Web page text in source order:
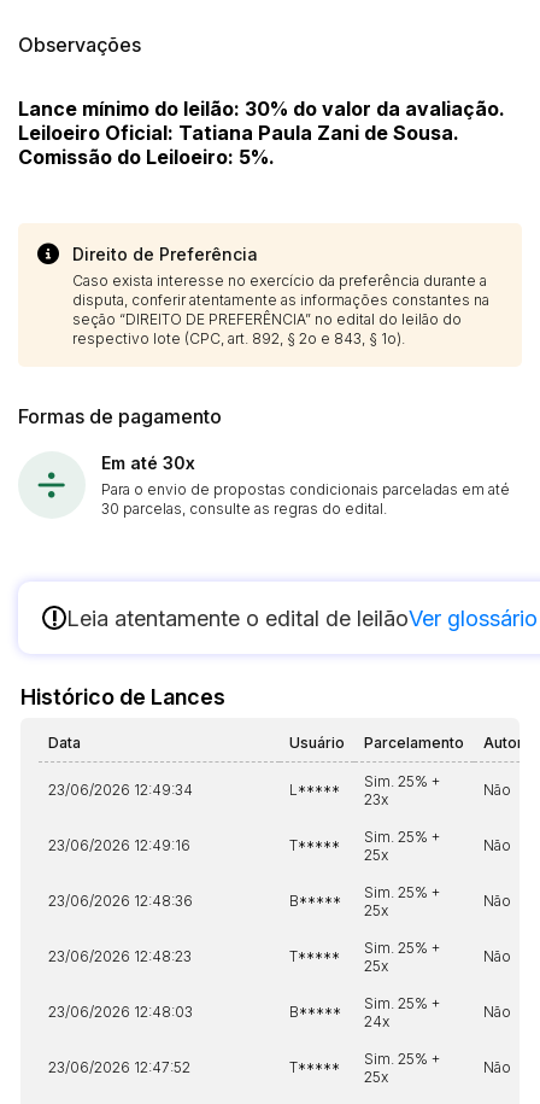
Observações
Lance mínimo do leilão: 30% do valor da avaliação.
Leiloeiro Oficial: Tatiana Paula Zani de Sousa.
Comissão do Leiloeiro: 5%.
Direito de Preferência
Caso exista interesse no exercício da preferência durante a
disputa, conferir atentamente as informações constantes na
seção “DIREITO DE PREFERÊNCIA” no edital do leilão do
respectivo lote (CPC, art. 892, § 2o e 843, § 1o).
Formas de pagamento
Em até 30x
Para o envio de propostas condicionais parceladas em até
30 parcelas, consulte as regras do edital.
! Leia atentamente o edital de leilãoVer
Histórico de Lances
Data Usuário Parcelamento
23/06/2026 12:49:34 L*****
Sim. 25% +
23x
Não
23/06/2026 12:49:16 T*****
Sim. 25% +
25x
Não
23/06/2026 12:48:36 B*****
Sim. 25% +
25x
Não
23/06/2026 12:48:23 T*****
Sim. 25% +
25x
Não
23/06/2026 12:48:03 B*****
Sim. 25% +
24x
Não
23/06/2026 12:47:52 T*****
Sim. 25% +
25x
Não
14/04/2025 18:43:11 TIAGOFELIPE R$ 1,00
14/04/2025 18:43:11
Habilite-se para efetuar lances ou